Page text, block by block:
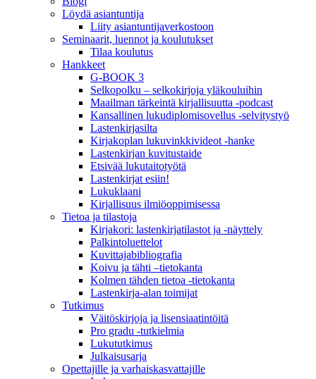
Löydä asiantuntija
Liity asiantuntijaverkostoon
Seminaarit, luennot ja koulutukset
Tilaa koulutus
Hankkeet
G-BOOK 3
Selkopolku – selkokirjoja yläkouluihin
Maailman tärkeintä kirjallisuutta -podcast
Kansallinen lukudiplomisovellus -selvitystyö
Lastenkirjasilta
Kirjakoplan lukuvinkkivideot -hanke
Lastenkirjan kuvitustaide
Etsivää lukutaitotyötä
Lastenkirjat esiin!
Lukuklaani
Kirjallisuus ilmiöoppimisessa
Tietoa ja tilastoja
Kirjakori: lastenkirjatilastot ja -näyttely
Palkintoluettelot
Kuvittaja­bibliografia
Koivu ja tähti –tietokanta
Kolmen tähden tietoa -tietokanta
Lastenkirja-alan toimijat
Tutkimus
Väitöskirjoja ja lisensiaatintöitä
Pro gradu -tutkielmia
Lukututkimus
Julkaisusarja
Opettajille ja varhaiskasvattajille